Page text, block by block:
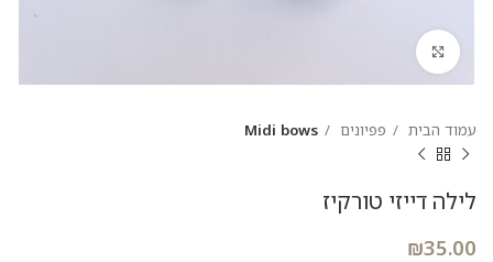
עמוד הבית פפיונים Midi bows
לילה דייזי טורקיז
₪35.00